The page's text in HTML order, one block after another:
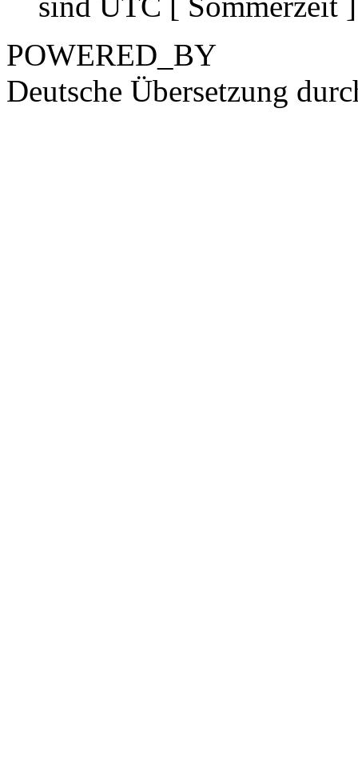
POWERED_BY
Deutsche Übersetzung